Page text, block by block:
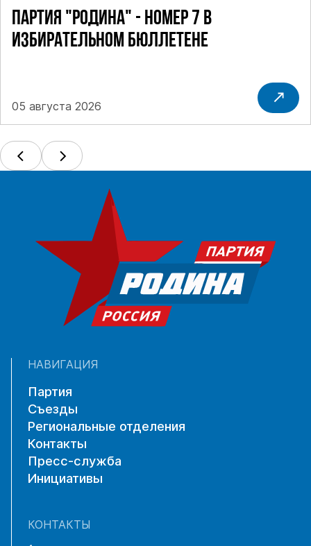
ПАРТИЯ "РОДИНА" - НОМЕР 7 В
ИЗБИРАТЕЛЬНОМ БЮЛЛЕТЕНЕ
05 августа 2026
НАВИГАЦИЯ
Партия
Съезды
Региональные отделения
Контакты
Пресс-служба
Инициативы
КОНТАКТЫ